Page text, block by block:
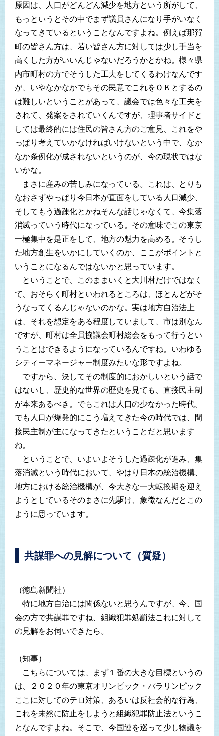
原因は、人口がどんどん減少を地方という所がして、
もっというとその中でまず議員さんになり手がいなく
なってきているということなんですよね。例えば那賀
町の皆さん方は、若い皆さん方に対しては少し手当を
高くした方がいいんじゃないだろうかとかね。様々県
内市町村の方でそうした工夫をしてくるわけなんです
が、いやなかなかでもその民意でこれをＯＫとするの
は難しいということがあって、議会では色々な工夫を
されて、発案をされていくんですが、理事者サイドと
しては最終的には住民の皆さん方のご意見、これをや
っぱり考えていかなければいけないという中で、なか
なか条例化が成されないというのが、今の現状ではな
いかな。
まさに産みの苦しみになっている。これは、とりも
なおさずやっぱり今日本が直面をしている人口減少、
そしてもう過疎化とかねそんな話じゃなくて、今集落
消滅っていう時代になっている。その意味でこの東京
一極集中を是正をして、地方の魅力を高める。そうし
た地方創生をいかにしていくのか、ここがポイントと
いうことになるんではないかと思っています。
ということで、このままいくと大川村だけではなく
て、おそらく町村といわれるところは、ほとんどがそ
うなってくるんじゃないのかな。実は地方自治法上
は、それを想定をある程度していまして、市は別なん
ですが、町村は全員協議会町村総会をもって行うとい
うことはできるようになっているんですね。いわゆる
シティーマネージャー制度みたいな形ですよね。
ですから、決してその制度的におかしいという話で
はないし、歴史的な世界の歴史を見ても、直接民主制
が本来あるべき。でもこれは人口の少なかった時代。
でも人口が爆発的にこう増えてきた今の時代では、間
接民主制が主になってきたということだと思います
ね。
ということで、いよいよそうした過疎化が進み、集
落消滅という時代において、やはり日本の統治機構、
地方における統治機構が、今大きな一大転換期を迎え
ようとしているそのまさに先駆け、象徴なんだとこの
ように思っています。
共謀罪への見解について（質疑）
（徳島新聞社）
特に地方自治には関係ないと思うんですが、今、国
会の方で共謀罪ですね、組織犯罪処罰法これに対して
の見解をお伺いできたら。
（知事）
こちらについては、まず１番の大きな目標というの
は、２０２０年の東京オリンピック・パラリンピック
ここに対してのテロ対策、あるいは反社会的な行為、
これを未然に防止をしようと組織犯罪防止法というこ
となんですよね。そこで、今国連を巡って少し物議を